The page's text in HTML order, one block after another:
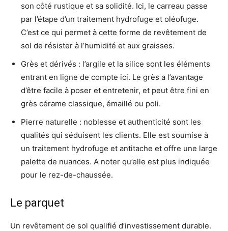
son côté rustique et sa solidité. Ici, le carreau passe
par l’étape d’un traitement hydrofuge et oléofuge.
C’est ce qui permet à cette forme de revêtement de
sol de résister à l’humidité et aux graisses.
Grès et dérivés : l’argile et la silice sont les éléments
entrant en ligne de compte ici. Le grès a l’avantage
d’être facile à poser et entretenir, et peut être fini en
grès cérame classique, émaillé ou poli.
Pierre naturelle : noblesse et authenticité sont les
qualités qui séduisent les clients. Elle est soumise à
un traitement hydrofuge et antitache et offre une large
palette de nuances. A noter qu’elle est plus indiquée
pour le rez-de-chaussée.
Le parquet
Un revêtement de sol qualifié d’investissement durable.